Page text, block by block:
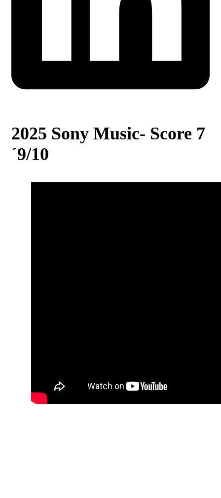
2025 Sony Music- Score 7
´9/10